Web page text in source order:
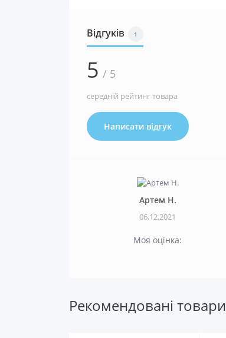
Відгуків 1
5 / 5
середній рейтинг товара
Написати відгук
Артем Н.
06.12.2021
Моя оцінка:
Рекомендовані товари